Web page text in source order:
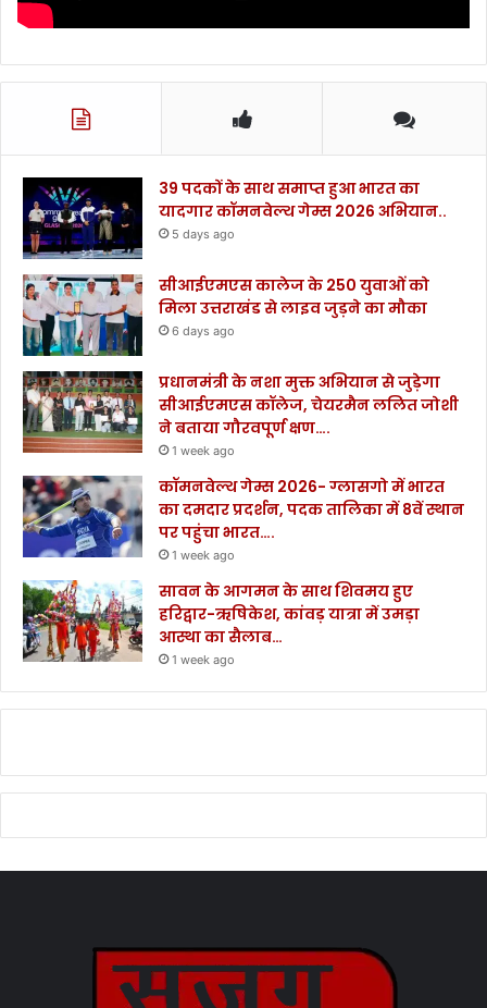
39 पदकों के साथ समाप्त हुआ भारत का
यादगार कॉमनवेल्थ गेम्स 2026 अभियान..
5 days ago
सीआईएमएस कालेज के 250 युवाओं को
मिला उत्तराखंड से लाइव जुड़ने का मौका
6 days ago
प्रधानमंत्री के नशा मुक्त अभियान से जुड़ेगा
सीआईएमएस कॉलेज, चेयरमैन ललित जोशी
ने बताया गौरवपूर्ण क्षण….
1 week ago
कॉमनवेल्थ गेम्स 2026- ग्लासगो में भारत
का दमदार प्रदर्शन, पदक तालिका में 8वें स्थान
पर पहुंचा भारत….
1 week ago
सावन के आगमन के साथ शिवमय हुए
हरिद्वार-ऋषिकेश, कांवड़ यात्रा में उमड़ा
आस्था का सैलाब…
1 week ago